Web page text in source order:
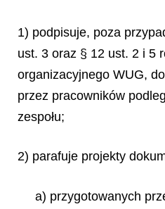
1) podpisuje, poza
ust. 3 oraz § 12 ust. 2 i 5
organizacyjnego WUG,
przez pracowników
zespołu;
2) parafuje projekty
a) przygotowanych